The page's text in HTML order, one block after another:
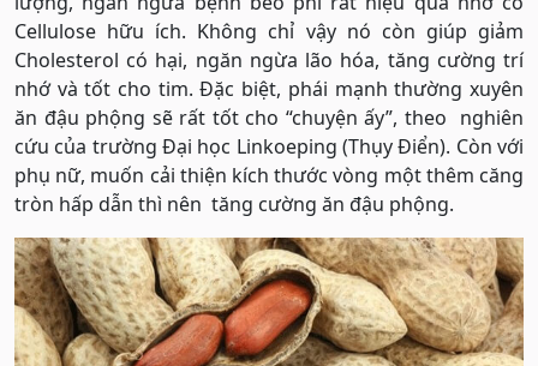
Cellulose hữu ích. Không chỉ vậy nó còn giúp giảm
Cholesterol có hại, ngăn ngừa lão hóa, tăng cường trí
nhớ và tốt cho tim. Đặc biệt, phái mạnh thường xuyên
ăn đậu phộng sẽ rất tốt cho “chuyện ấy”, theo nghiên
cứu của trường Đại học Linkoeping (Thụy Điển). Còn với
phụ nữ, muốn cải thiện kích thước vòng một thêm căng
tròn hấp dẫn thì nên tăng cường ăn đậu phộng.